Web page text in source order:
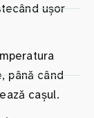
ușor
până când
cașul.